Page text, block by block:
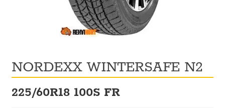
NORDEXX WINTERSAFE N2
225/60R18 100S FR